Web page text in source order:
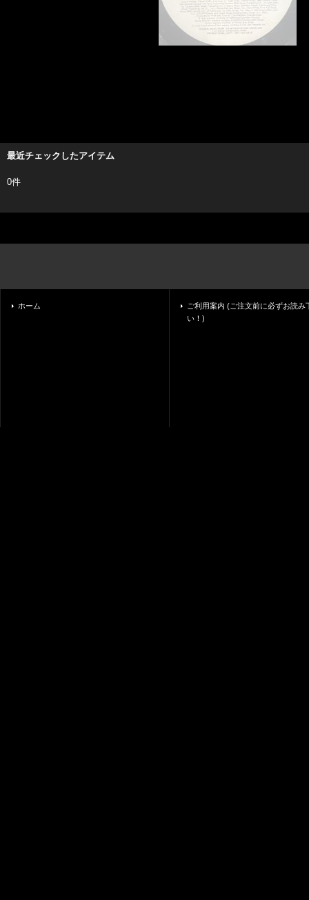
最近チェックしたアイテム
0件
ホーム
ご利用案内 (ご注文前に必ずお読み
い！)